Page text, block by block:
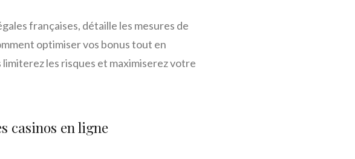
françaises, détaille les mesures de
optimiser vos bonus tout en
les risques et maximiserez votre
casinos en ligne